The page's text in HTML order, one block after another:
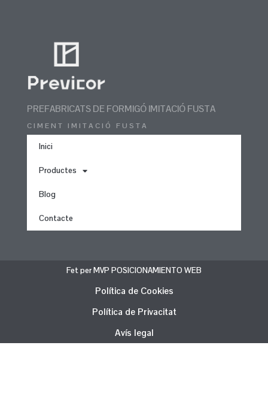
PREFABRICATS DE FORMIGÓ IMITACIÓ FUSTA
CIMENT IMITACIÓ FUSTA
Inici
Productes
Blog
Contacte
Fet per MVP POSICIONAMIENTO WEB
Política de Cookies
Política de Privacitat
Avís legal